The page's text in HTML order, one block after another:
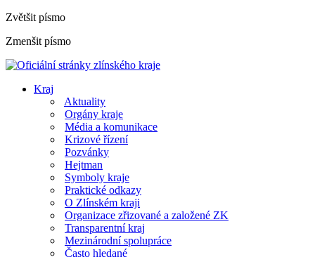
Zvětšit písmo
Zmenšit písmo
Kraj
Aktuality
Orgány kraje
Média a komunikace
Krizové řízení
Pozvánky
Hejtman
Symboly kraje
Praktické odkazy
O Zlínském kraji
Organizace zřizované a založené ZK
Transparentní kraj
Mezinárodní spolupráce
Často hledané